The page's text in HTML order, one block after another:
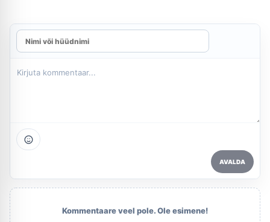
AVALDA
Kommentaare veel pole. Ole esimene!